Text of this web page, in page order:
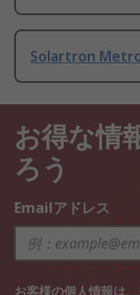
Solartron
お得な情
ろう
Emailアドレス
お客様の個人情報は